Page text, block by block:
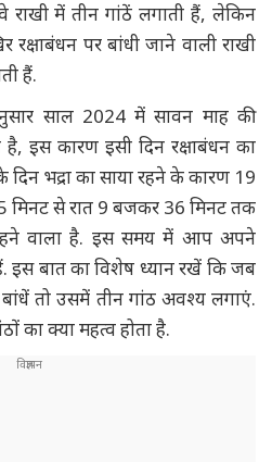
राखी में तीन गांठें लगाती हैं, लेकिन
पर बांधी जाने वाली राखी
हैं.
साल 2024 में सावन माह की
इस कारण इसी दिन रक्षाबंधन का
दिन भद्रा का साया रहने के कारण 19
मिनट से रात 9 बजकर 36 मिनट तक
वाला है. इस समय में आप अपने
इस बात का विशेष ध्यान रखें कि जब
तो उसमें तीन गांठ अवश्य लगाएं.
का क्या महत्व होता है.